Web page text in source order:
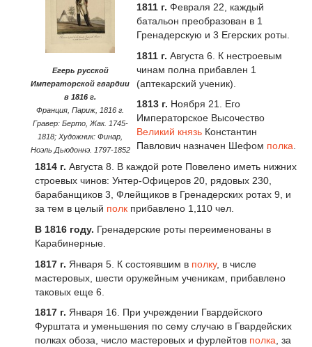
Егерь русской
Императорской гвардии
в 1816 г.
Франция, Париж, 1816 г.
Гравер: Берто, Жак. 1745-
1818; Художник: Финар,
Ноэль Дьюдоннэ. 1797-1852
1811 г. Февраля 22, каждый
батальон преобразован в 1
Гренадерскую и 3 Егерских роты.
1811 г. Августа 6. К нестроевым
чинам полна прибавлен 1
(аптекарский ученик).
1813 г. Ноября 21. Его
Императорское Высочество
Великий князь Константин
Павлович назначен Шефом полка.
1814 г. Августа 8. В каждой роте Повелено иметь нижних
строевых чинов: Унтер-Офицеров 20, рядовых 230,
барабанщиков 3, Флейщиков в Гренадерских ротах 9, и
за тем в целый полк прибавлено 1,110 чел.
В 1816 году. Гренадерские роты переименованы в
Карабинерные.
1817 г. Января 5. К состоявшим в полку, в числе
мастеровых, шести оружейным ученикам, прибавлено
таковых еще 6.
1817 г. Января 16. При учреждении Гвардейского
Фурштата и уменьшения по сему случаю в Гвардейских
полках обоза, число мастеровых и фурлейтов полка, за